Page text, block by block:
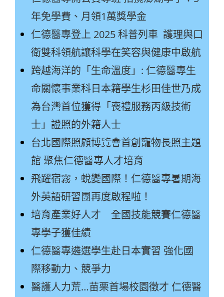
年免學費、月領1萬獎學金
仁德醫專登上 2025 科普列車 護理與口
衛雙科領航讓科學在笑容與健康中啟航
跨越海洋的「生命溫度」: 仁德醫專生
命關懷事業科日本籍學生杉田佳世乃成
為台灣首位獲得「喪禮服務丙級技術
士」證照的外籍人士
台北國際照顧博覽會首創寵物長照主題
館 聚焦仁德醫專人才培育
飛躍宿霧，蛻變國際！仁德醫專暑期海
外英語研習團再度啟程啦！
培育產業好人才 全國技能競賽仁德醫
專學子獲佳績
仁德醫專遴選學生赴日本實習 強化國
際移動力、競爭力
醫護人力荒…苗栗首場校園徵才 仁德醫